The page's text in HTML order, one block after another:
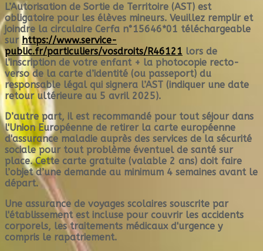
L’Autorisation de Sortie de Territoire (AST) est
obligatoire pour les élèves mineurs. Veuillez remplir et
joindre la circulaire Cerfa n°15646*01 téléchargeable
sur https://www.service-
public.fr/particuliers/vosdroits/R46121 lors de
l’inscription de votre enfant + la photocopie recto-
verso de la carte d’identité (ou passeport) du
responsable légal qui signera l’AST (indiquer une date
retour ultérieure au 5 avril 2025).
D’autre part, il est recommandé pour tout séjour dans
l'Union Européenne de retirer la carte européenne
d'assurance maladie auprès des services de la sécurité
sociale pour tout problème éventuel de santé sur
place. Cette carte gratuite (valable 2 ans) doit faire
l’objet d’une demande au minimum 4 semaines avant le
départ.
Une assurance de voyages scolaires souscrite par
l'établissement est incluse pour couvrir les accidents
corporels, les traitements médicaux d'urgence y
compris le rapatriement.